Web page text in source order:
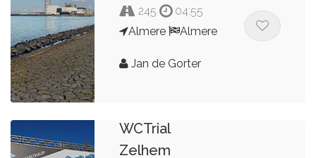
245
04:55
Almere
Almere
Jan de Gorter
WCTrial
Zelhem